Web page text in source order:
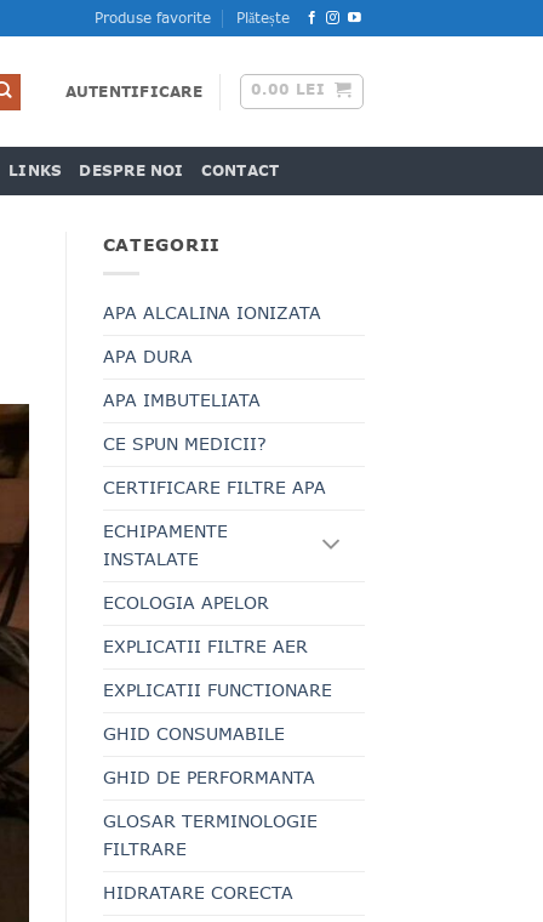
Produse favorite Plătește
AUTENTIFICARE 0.00 LEI
LINKS DESPRE NOI CONTACT
CATEGORII
APA ALCALINA IONIZATA
APA DURA
APA IMBUTELIATA
CE SPUN MEDICII?
CERTIFICARE FILTRE APA
ECHIPAMENTE
INSTALATE
ECOLOGIA APELOR
EXPLICATII FILTRE AER
EXPLICATII FUNCTIONARE
GHID CONSUMABILE
GHID DE PERFORMANTA
GLOSAR TERMINOLOGIE
FILTRARE
HIDRATARE CORECTA